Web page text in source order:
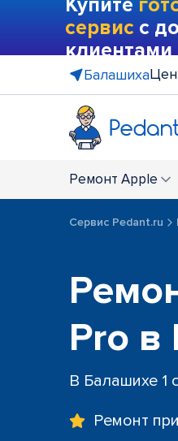
Купите
сервис с
клиентами
Балашиха
Ремонт Apple
Сервис Pedant.ru
Pro в
В Балашихе 1
Ремонт